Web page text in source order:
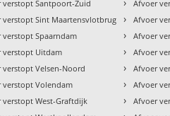
verstopt Santpoort-Zuid
verstopt Sint Maartensvlotbrug
verstopt Spaarndam
verstopt Uitdam
verstopt Velsen-Noord
verstopt Volendam
verstopt West-Graftdijk
› Afvoer
› Afvoer
› Afvoer
› Afvoer
› Afvoer
› Afvoer
› Afvoer